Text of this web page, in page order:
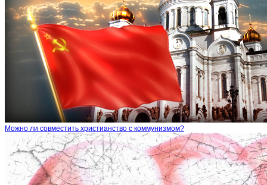
Можно ли совместить христианство с коммунизмом?